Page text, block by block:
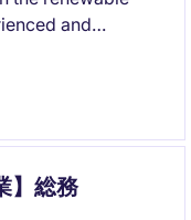
and
to join a
focused on
】総務